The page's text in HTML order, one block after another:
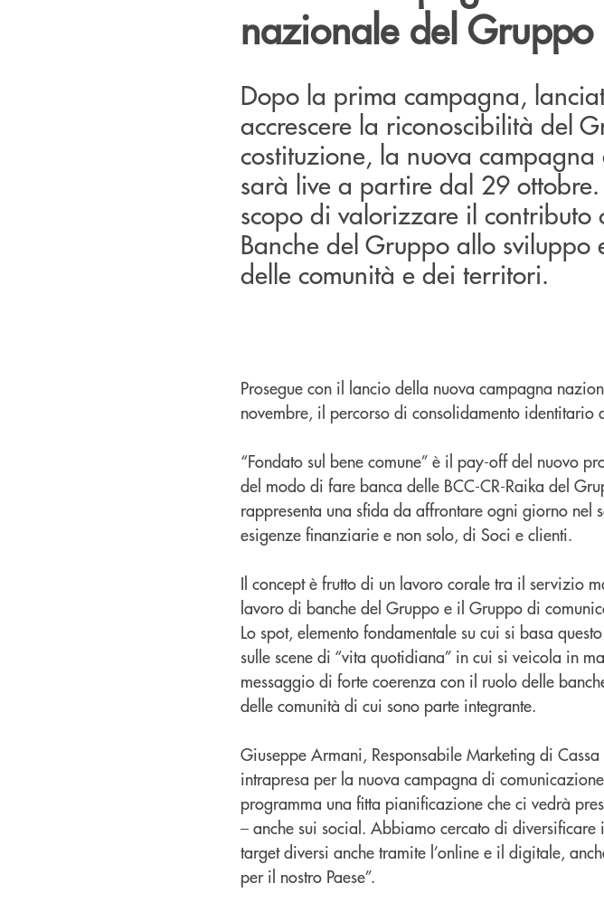
nazionale del Gruppo
Dopo la prima campagna,
accrescere la riconoscibilità del
costituzione, la nuova
sarà live a partire dal 29
scopo di valorizzare il contributo
Banche del Gruppo allo sviluppo
delle comunità e dei territori.
Prosegue con il lancio della nuova campagna
novembre, il percorso di consolidamento identitario
“Fondato sul bene comune” è il pay-off del nuovo
del modo di fare banca delle BCC-CR-Raika del
rappresenta una sfida da affrontare ogni giorno nel
esigenze finanziarie e non solo, di Soci e clienti.
Il concept è frutto di un lavoro corale tra il servizio
lavoro di banche del Gruppo e il Gruppo di
Lo spot, elemento fondamentale su cui si basa
sulle scene di “vita quotidiana” in cui si veicola in
messaggio di forte coerenza con il ruolo delle
delle comunità di cui sono parte integrante.
Giuseppe Armani, Responsabile Marketing di
intrapresa per la nuova campagna di
programma una fitta pianificazione che ci vedrà
– anche sui social. Abbiamo cercato di
target diversi anche tramite l’online e il digitale,
per il nostro Paese”.